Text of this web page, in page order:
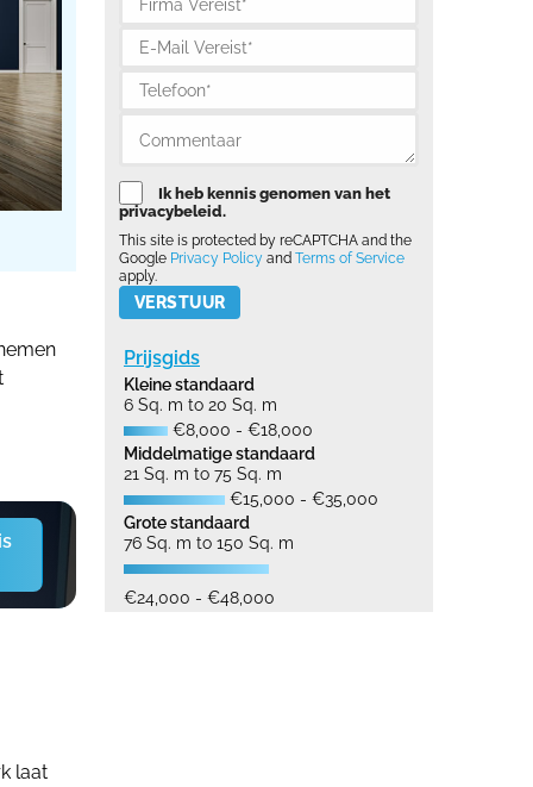
laat
Ik heb kennis genomen van het
privacybeleid.
This site is protected by reCAPTCHA and the
Google Privacy Policy and Terms of Service
apply.
Please leave this field empty.
Prijsgids
Kleine standaard
6 Sq. m to 20 Sq. m
€8,000 - €18,000
Middelmatige standaard
21 Sq. m to 75 Sq. m
€15,000 - €35,000
Grote standaard
76 Sq. m to 150 Sq. m
€24,000 - €48,000